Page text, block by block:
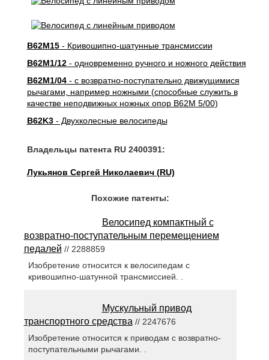
B62M15- Кривошипно-шатунные трансмиссии
B62M1/12- одновременно ручного и ножного действия
B62M1/04- с возвратно-поступательно движущимися
рычагами, например ножными (способные служить в
качестве неподвижных ножных опор B62M 5/00)
B62K3- Двухколесные велосипеды
Владельцы патента RU 2400391:
Лукьянов Сергей Николаевич (RU)
Похожие патенты:
Велосипед компактный с
возвратно-поступательным перемещением
педалей // 2288859
Изобретение относится к велосипедам с
кривошипно-шатунной трансмиссией. .
Мускульный привод
транспортного средства // 2247676
Изобретение относится к приводам с возвратно-
поступательными рычагами. .